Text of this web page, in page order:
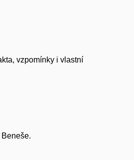
vzpomínky i vlastní